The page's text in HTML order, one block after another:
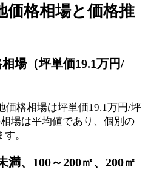
価格相場と価格推
場（坪単価19.1万円/
価格相場は坪単価19.1万円/坪
場は平均値であり、個別の
。
満、100～200㎡、200㎡